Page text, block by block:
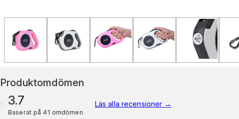
Produktomdömen
3.7
Baserat på 41 omdömen
Läs alla recensioner →